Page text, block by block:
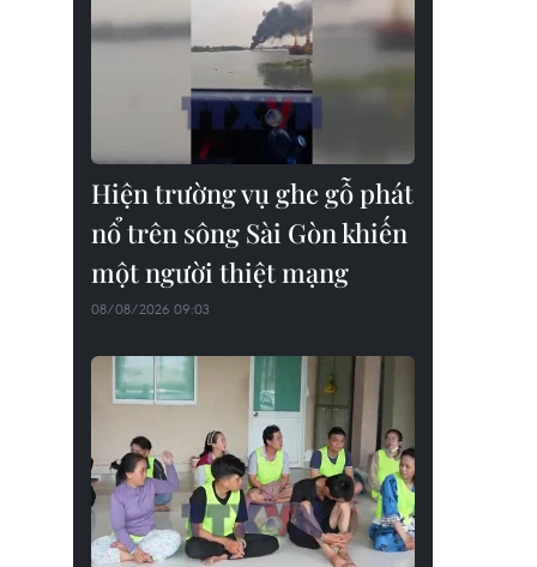
Hiện trường vụ ghe gỗ phát
nổ trên sông Sài Gòn khiến
một người thiệt mạng
08/08/2026 09:03